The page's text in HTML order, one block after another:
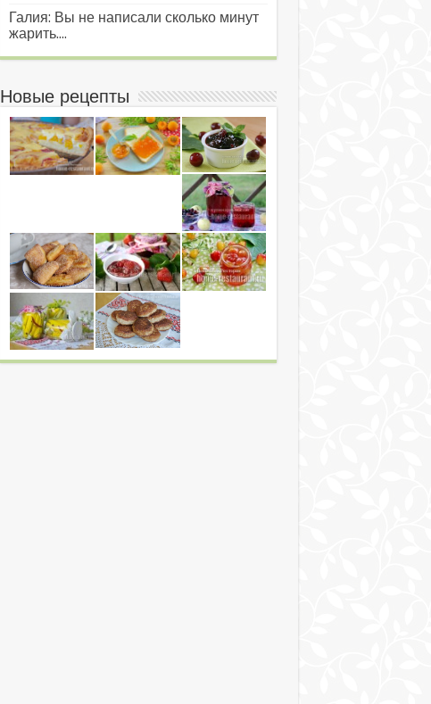
Галия: Вы не написали сколько минут
жарить....
Новые рецепты